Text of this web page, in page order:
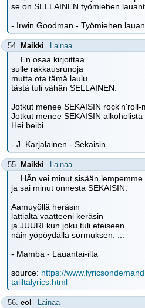
se on SELLAINEN työmiehen
- Irwin Goodman - Työmiehen
54. Maikki Lainaa
... En osaa kirjoittaa
sulle rakkausrunoja
mutta ota tämä laulu
tästä tuli vähän SELLAINEN.
Jotkut menee SEKAISIN rock'n'roll-
Jotkut menee SEKAISIN alkoholista
Hei beibi. ...
- J. Karjalainen - Sekaisin
55. Maikki Lainaa
... HÄn vei minut sisään
ja sai minut onnesta SEKAISIN.
Aamuyöllä heräsin
lattialta vaatteeni keräsin
ja JUURI kun joku tuli eteiseen
näin yöpöydällä sormuksen. ...
- Mamba - Lauantai-ilta
source: https://
taiiltalyrics.html
56. eol Lainaa